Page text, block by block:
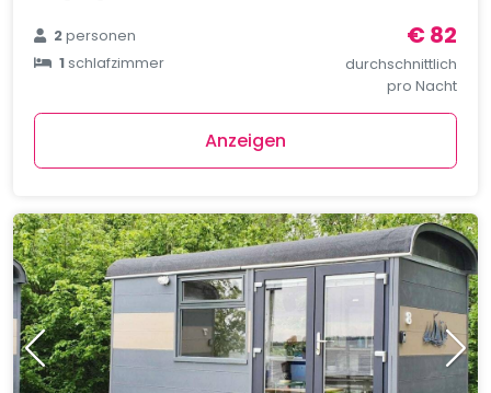
2personen
1schlafzimmer
€ 82
durchschnittlich
pro Nacht
Anzeigen